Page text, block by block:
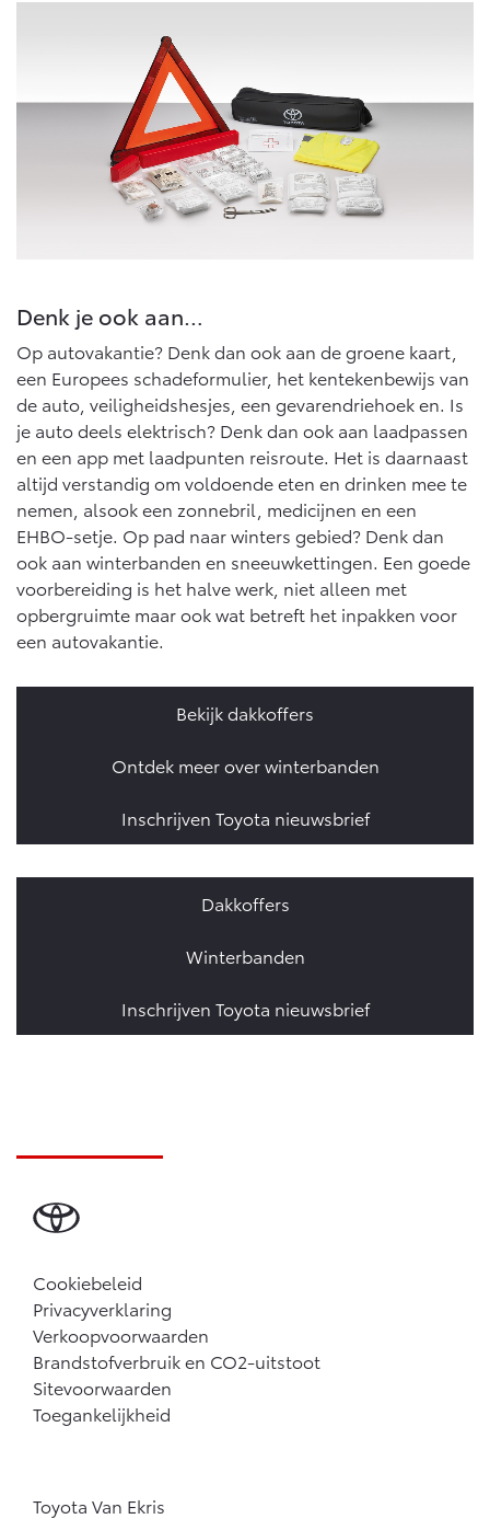
Denk je ook aan…
Op autovakantie? Denk dan ook aan de groene kaart,
een Europees schadeformulier, het kentekenbewijs van
de auto, veiligheidshesjes, een gevarendriehoek en. Is
je auto deels elektrisch? Denk dan ook aan laadpassen
en een app met laadpunten reisroute. Het is daarnaast
altijd verstandig om voldoende eten en drinken mee te
nemen, alsook een zonnebril, medicijnen en een
EHBO-setje. Op pad naar winters gebied? Denk dan
ook aan winterbanden en sneeuwkettingen. Een goede
voorbereiding is het halve werk, niet alleen met
opbergruimte maar ook wat betreft het inpakken voor
een autovakantie.
Bekijk dakkoffers
Ontdek meer over winterbanden
Inschrijven Toyota nieuwsbrief
Dakkoffers
Winterbanden
Inschrijven Toyota nieuwsbrief
Cookiebeleid
Privacyverklaring
Verkoopvoorwaarden
Brandstofverbruik en CO2-uitstoot
Sitevoorwaarden
Toegankelijkheid
Toyota Van Ekris